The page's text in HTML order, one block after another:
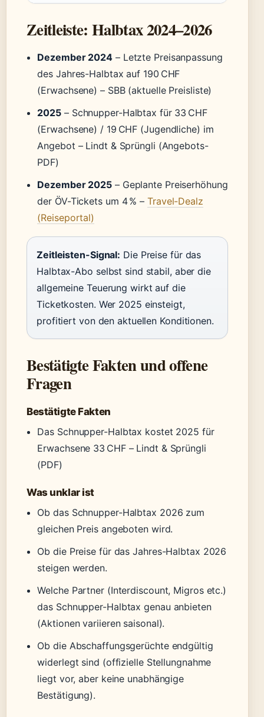
Zeitleiste: Halbtax 2024–2026
Dezember 2024 – Letzte Preisanpassung
des Jahres-Halbtax auf 190 CHF
(Erwachsene) – SBB (aktuelle Preisliste)
2025 – Schnupper-Halbtax für 33 CHF
(Erwachsene) / 19 CHF (Jugendliche) im
Angebot – Lindt & Sprüngli (Angebots-
PDF)
Dezember 2025 – Geplante Preiserhöhung
der ÖV-Tickets um 4 % – Travel-Dealz
(Reiseportal)
Zeitleisten-Signal: Die Preise für das
Halbtax-Abo selbst sind stabil, aber die
allgemeine Teuerung wirkt auf die
Ticketkosten. Wer 2025 einsteigt,
profitiert von den aktuellen Konditionen.
Bestätigte Fakten und offene
Fragen
Bestätigte Fakten
Das Schnupper-Halbtax kostet 2025 für
Erwachsene 33 CHF – Lindt & Sprüngli
(PDF)
Was unklar ist
Ob das Schnupper-Halbtax 2026 zum
gleichen Preis angeboten wird.
Ob die Preise für das Jahres-Halbtax 2026
steigen werden.
Welche Partner (Interdiscount, Migros etc.)
das Schnupper-Halbtax genau anbieten
(Aktionen variieren saisonal).
Ob die Abschaffungsgerüchte endgültig
widerlegt sind (offizielle Stellungnahme
liegt vor, aber keine unabhängige
Bestätigung).